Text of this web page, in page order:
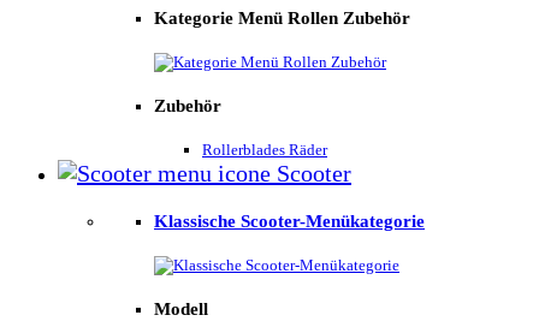
Kategorie Menü Rollen Zubehör
Zubehör
Rollerblades Räder
Scooter
Klassische Scooter-Menükategorie
Modell